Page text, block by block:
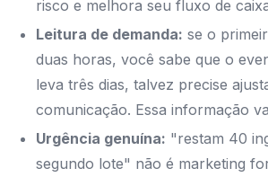
risco e melhora seu fluxo de
Leitura de demanda: se o
duas horas, você sabe que o
leva três dias, talvez precise
comunicação. Essa informação
Urgência genuína: "restam 40
segundo lote" não é marketing